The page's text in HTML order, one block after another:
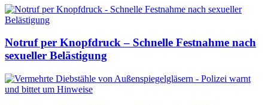
Notruf per Knopfdruck – Schnelle Festnahme nach
sexueller Belästigung